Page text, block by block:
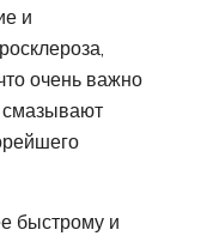
и
очень важно
быстрому и